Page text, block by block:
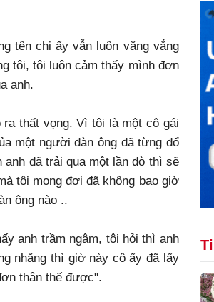
tên chị ấy vẫn luôn văng vẳng
tôi, tôi luôn cảm thấy mình đơn
anh.
thất vọng. Vì tôi là một cô gái
một người đàn ông đã từng đổ
đã trải qua một lần đò thì sẽ
tôi mong đợi đã không bao giờ
ông nào ..
anh trầm ngâm, tôi hỏi thì anh
nhăng thì giờ này cô ấy đã lấy
thân thế được".